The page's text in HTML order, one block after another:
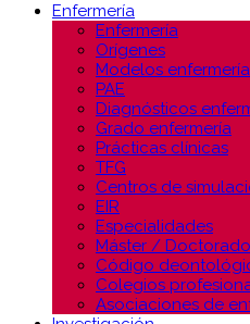
Enfermería
Enfermería
Orígenes
Modelos enfermería
PAE
Diagnósticos
Grado enfermería
Prácticas clínicas
TFG
Centros de
EIR
Especialidades
Máster / Doctorado
Código
Colegios
Asociaciones de